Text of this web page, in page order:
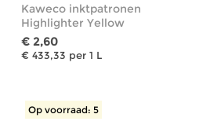
Kaweco inktpatronen
Highlighter Yellow
€ 2,60
€ 433,33 per 1 L
Op voorraad: 5